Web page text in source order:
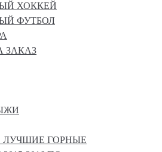
ХОККЕЙ
ФУТБОЛ
ЗАКАЗ
ЛУЧШИЕ ГОРНЫЕ